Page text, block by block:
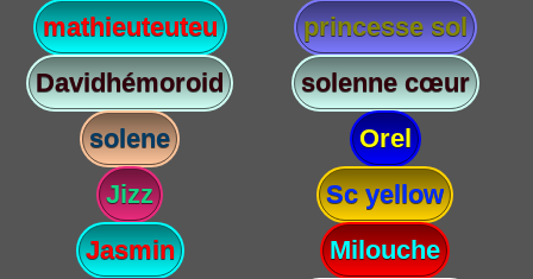
mathieuteuteu
princesse sol
Davidhémoroid
solenne cœur
solene
Orel
Jizz
Sc yellow
Jasmin
Milouche